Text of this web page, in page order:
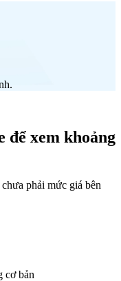
để xem khoảng
phải mức giá bên
cơ bản